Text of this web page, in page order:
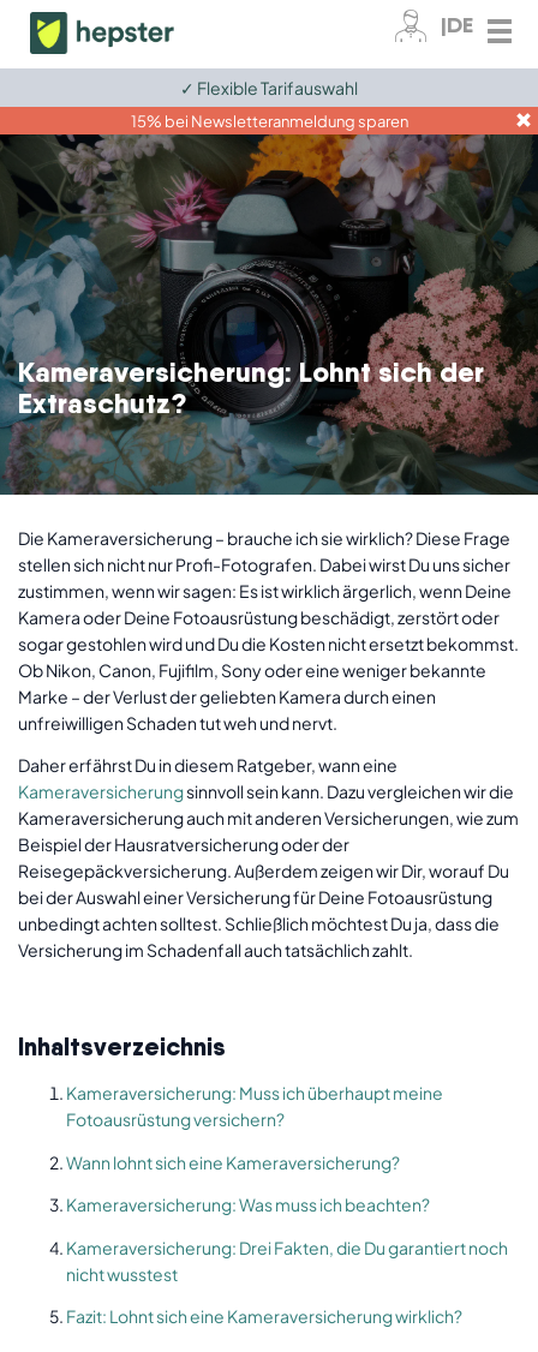
|DE
Zum Kundenkonto
Fahrrad
E-Bike
Elektronik
Tiere
Grundversicherungen
Ratgeber
Für Unternehmen
Kontakt
Schaden melden
Hilfe & FAQ
Newsletter
Freunde werben
Impressum
Jobs
✓ Flexible Tarifauswahl
15% bei Newsletteranmeldung sparen
Kameraversicherung: Lohnt sich der
Extraschutz?
Die Kameraversicherung – brauche ich sie wirklich? Diese Frage
stellen sich nicht nur Profi-Fotografen. Dabei wirst Du uns sicher
zustimmen, wenn wir sagen: Es ist wirklich ärgerlich, wenn Deine
Kamera oder Deine Fotoausrüstung beschädigt, zerstört oder
sogar gestohlen wird und Du die Kosten nicht ersetzt bekommst.
Ob Nikon, Canon, Fujifilm, Sony oder eine weniger bekannte
Marke – der Verlust der geliebten Kamera durch einen
unfreiwilligen Schaden tut weh und nervt.
Daher erfährst Du in diesem Ratgeber, wann eine
Kameraversicherungsinnvoll sein kann. Dazu vergleichen wir die
Kameraversicherung auch mit anderen Versicherungen, wie zum
Beispiel der Hausratversicherung oder der
Reisegepäckversicherung. Außerdem zeigen wir Dir, worauf Du
bei der Auswahl einer Versicherung für Deine Fotoausrüstung
unbedingt achten solltest. Schließlich möchtest Du ja, dass die
Versicherung im Schadenfall auch tatsächlich zahlt.
Inhaltsverzeichnis
Kameraversicherung: Muss ich überhaupt meine
Fotoausrüstung versichern?
Wann lohnt sich eine Kameraversicherung?
Kameraversicherung: Was muss ich beachten?
Kameraversicherung: Drei Fakten, die Du garantiert noch
nicht wusstest
Fazit: Lohnt sich eine Kameraversicherung wirklich?